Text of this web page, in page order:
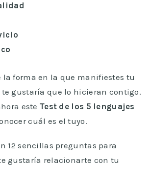
la forma en la que manifiestes tu
te gustaría que lo hicieran contigo.
esteTest de los 5 lenguajes
cuál es el tuyo.
12 sencillas preguntas para
gustaría relacionarte con tu